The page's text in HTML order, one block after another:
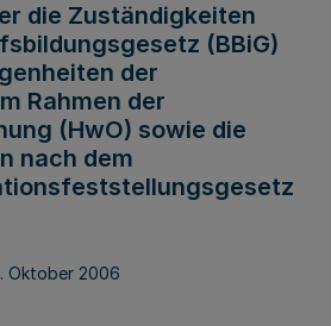
die Zuständigkeiten
(BBiG)
der
Rahmen der
(HwO) sowie die
nach dem
Oktober 2006